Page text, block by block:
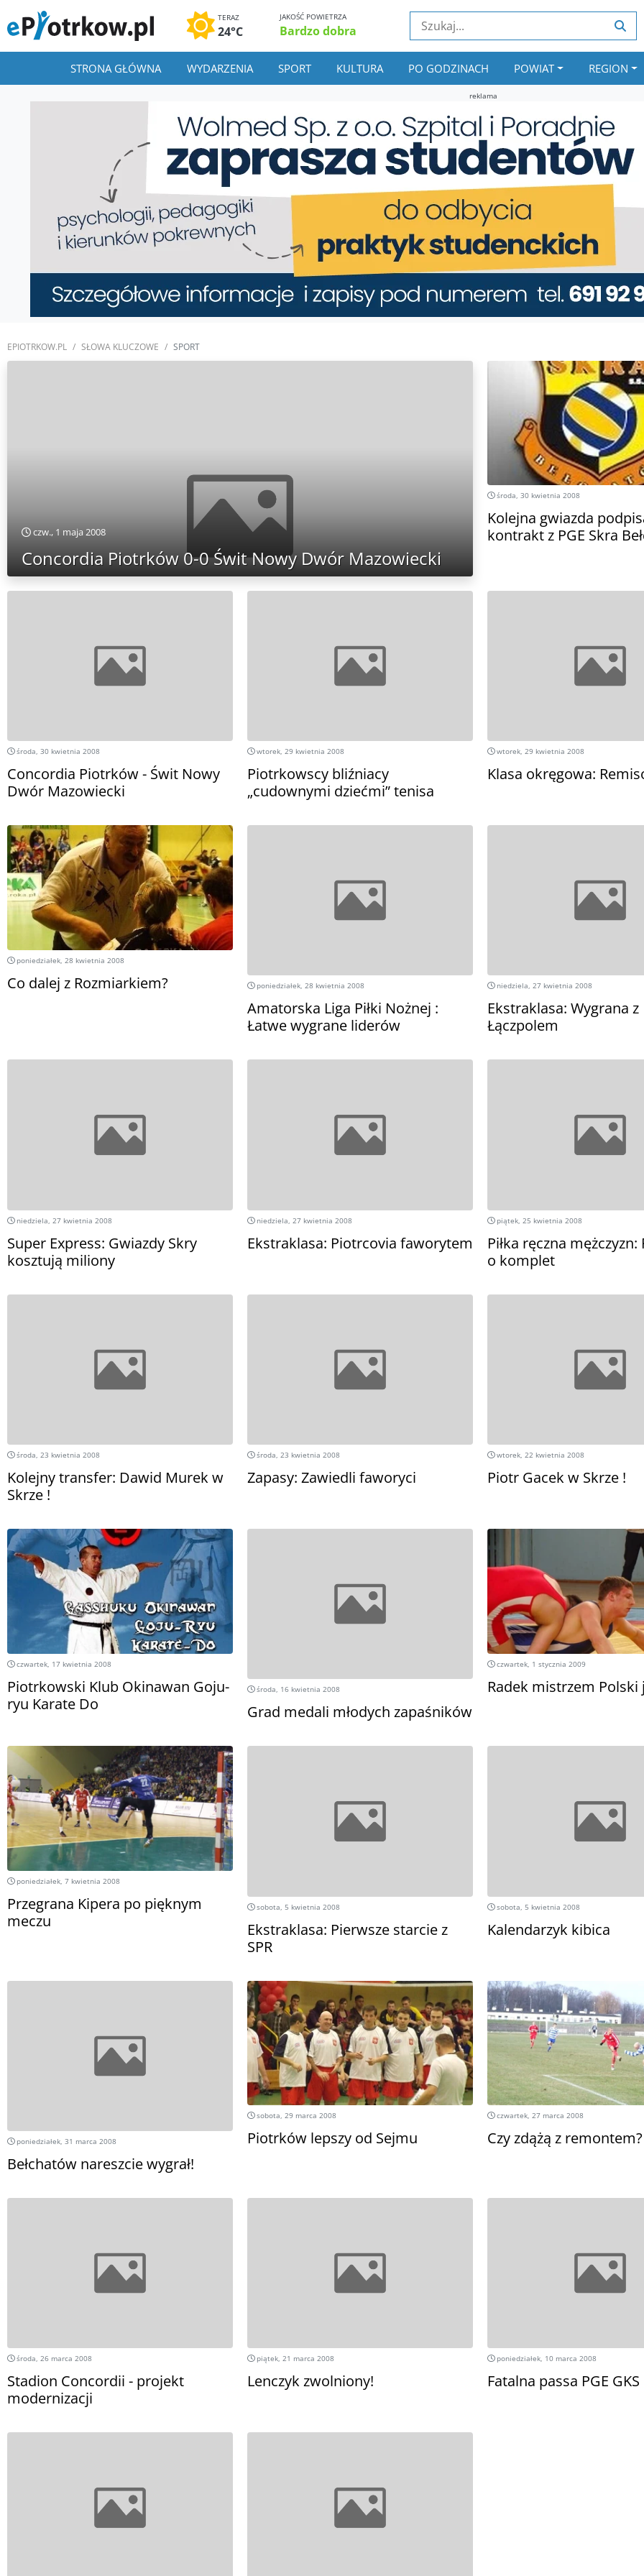
TERAZ
24°C
JAKOŚĆ POWIETRZA
Bardzo dobra
STRONA GŁÓWNA WYDARZENIA SPORT KULTURA PO GODZINACH POWIAT REGION
reklama
EPIOTRKOW.PL SŁOWA KLUCZOWE SPORT
czw., 1 maja 2008
Concordia Piotrków 0-0 Świt Nowy Dwór Mazowiecki
środa, 30 kwietnia 2008
Kolejna gwiazda
kontrakt z PGE Skra
środa, 30 kwietnia 2008
Concordia Piotrków - Świt Nowy
Dwór Mazowiecki
wtorek, 29 kwietnia 2008
Piotrkowscy bliźniacy
„cudownymi dziećmi” tenisa
wtorek, 29 kwietnia 2008
Klasa okręgowa:
poniedziałek, 28 kwietnia 2008
Co dalej z Rozmiarkiem? poniedziałek, 28 kwietnia 2008
Amatorska Liga Piłki Nożnej :
Łatwe wygrane liderów
niedziela, 27 kwietnia 2008
Ekstraklasa: Wygrana z
Łączpolem
niedziela, 27 kwietnia 2008
Super Express: Gwiazdy Skry
kosztują miliony
niedziela, 27 kwietnia 2008
Ekstraklasa: Piotrcovia faworytem
piątek, 25 kwietnia 2008
Piłka ręczna mężczyzn:
o komplet
środa, 23 kwietnia 2008
Kolejny transfer: Dawid Murek w
Skrze !
środa, 23 kwietnia 2008
Zapasy: Zawiedli faworyci
wtorek, 22 kwietnia 2008
Piotr Gacek w Skrze !
czwartek, 17 kwietnia 2008
Piotrkowski Klub Okinawan Goju-
ryu Karate Do
środa, 16 kwietnia 2008
Grad medali młodych zapaśników
czwartek, 1 stycznia 2009
Radek mistrzem
poniedziałek, 7 kwietnia 2008
Przegrana Kipera po pięknym
meczu
sobota, 5 kwietnia 2008
Ekstraklasa: Pierwsze starcie z
SPR
sobota, 5 kwietnia 2008
Kalendarzyk kibica
poniedziałek, 31 marca 2008
Bełchatów nareszcie wygrał!
sobota, 29 marca 2008
Piotrków lepszy od Sejmu
czwartek, 27 marca 2008
Czy zdążą z remontem?
środa, 26 marca 2008
Stadion Concordii - projekt
modernizacji
piątek, 21 marca 2008
Lenczyk zwolniony!
poniedziałek, 10 marca 2008
Fatalna passa PGE GKS